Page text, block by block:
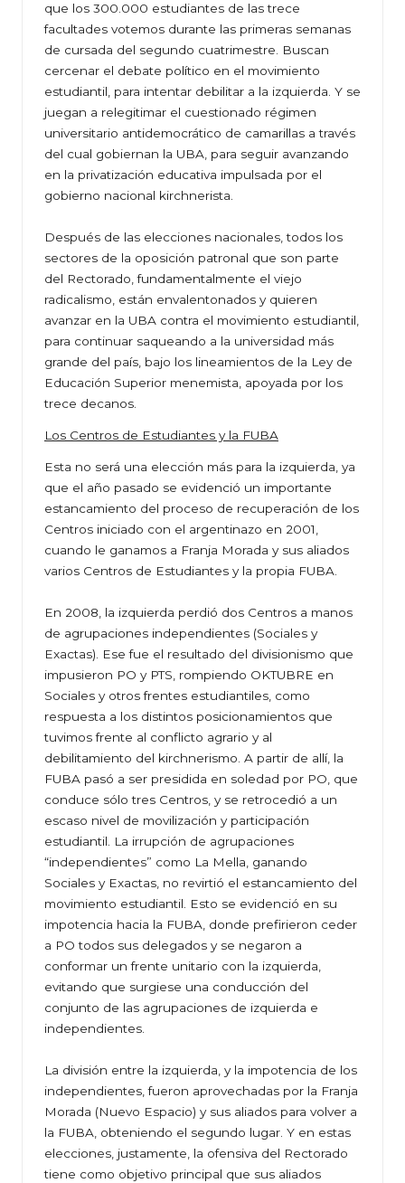
que los 300.000 estudiantes de las trece
facultades votemos durante las primeras semanas
de cursada del segundo cuatrimestre. Buscan
cercenar el debate político en el movimiento
estudiantil, para intentar debilitar a la izquierda. Y se
juegan a relegitimar el cuestionado régimen
universitario antidemocrático de camarillas a través
del cual gobiernan la UBA, para seguir avanzando
en la privatización educativa impulsada por el
gobierno nacional kirchnerista.
Después de las elecciones nacionales, todos los
sectores de la oposición patronal que son parte
del Rectorado, fundamentalmente el viejo
radicalismo, están envalentonados y quieren
avanzar en la UBA contra el movimiento estudiantil,
para continuar saqueando a la universidad más
grande del país, bajo los lineamientos de la Ley de
Educación Superior menemista, apoyada por los
trece decanos.
Los Centros de Estudiantes y la FUBA
Esta no será una elección más para la izquierda, ya
que el año pasado se evidenció un importante
estancamiento del proceso de recuperación de los
Centros iniciado con el argentinazo en 2001,
cuando le ganamos a Franja Morada y sus aliados
varios Centros de Estudiantes y la propia FUBA.
En 2008, la izquierda perdió dos Centros a manos
de agrupaciones independientes (Sociales y
Exactas). Ese fue el resultado del divisionismo que
impusieron PO y PTS, rompiendo OKTUBRE en
Sociales y otros frentes estudiantiles, como
respuesta a los distintos posicionamientos que
tuvimos frente al conflicto agrario y al
debilitamiento del kirchnerismo. A partir de allí, la
FUBA pasó a ser presidida en soledad por PO, que
conduce sólo tres Centros, y se retrocedió a un
escaso nivel de movilización y participación
estudiantil. La irrupción de agrupaciones
“independientes” como La Mella, ganando
Sociales y Exactas, no revirtió el estancamiento del
movimiento estudiantil. Esto se evidenció en su
impotencia hacia la FUBA, donde prefirieron ceder
a PO todos sus delegados y se negaron a
conformar un frente unitario con la izquierda,
evitando que surgiese una conducción del
conjunto de las agrupaciones de izquierda e
independientes.
La división entre la izquierda, y la impotencia de los
independientes, fueron aprovechadas por la Franja
Morada (Nuevo Espacio) y sus aliados para volver a
la FUBA, obteniendo el segundo lugar. Y en estas
elecciones, justamente, la ofensiva del Rectorado
tiene como objetivo principal que sus aliados